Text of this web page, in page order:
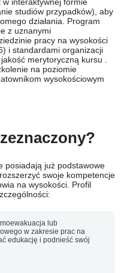
studiów przypadków), aby
działania. Program
z uznanymi
pracy na wysokości
i standardami organizacji
merytoryczną kursu .
na poziomie
wysokościowym
posiadają już podstawowe
swoje kompetencje
na wysokości. Profil
lub
w zakresie prac na
edukację i podnieść swój